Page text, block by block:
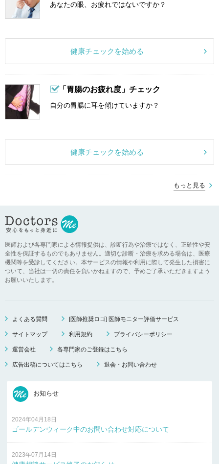
あなたの眼、お疲れではないですか？
健康チェックを始める
「胃腸のお疲れ度」チェック
自分の胃腸に耳を傾けていますか？
健康チェックを始める
もっと見る
医師および各専門家による情報提供は、診断行為や治療ではなく、正確性や安
全性を保証するものでもありません。適切な診断・治療を求める場合は、医療
機関等を受診してください。本サービスの情報や利用に際して発生した損害に
ついて、当社は一切の責任を負いかねますので、予めご了承いただきますよう
お願いいたします。
よくある質問 [医師推奨ロゴ] 医師モニター評価サービス
サイトマップ 利用規約 プライバシーポリシー
運営会社 各専門家のご登録はこちら
広告出稿についてはこちら 退会・お問い合わせ
お知らせ
2024年04月18日
ゴールデンウィーク中のお問い合わせ対応について
2023年07月14日